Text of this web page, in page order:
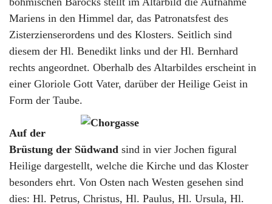
Mariens in den Himmel dar, das Patronatsfest des
Zisterzienserordens und des Klosters. Seitlich sind
diesem der Hl. Benedikt links und der Hl. Bernhard
rechts angeordnet. Oberhalb des Altarbildes erscheint in
einer Gloriole Gott Vater, darüber der Heilige Geist in
Form der Taube.
Auf der
Brüstung der Südwand sind in vier Jochen figural
Heilige dargestellt, welche die Kirche und das Kloster
besonders ehrt. Von Osten nach Westen gesehen sind
dies: Hl. Petrus, Christus, Hl. Paulus, Hl. Ursula, Hl.